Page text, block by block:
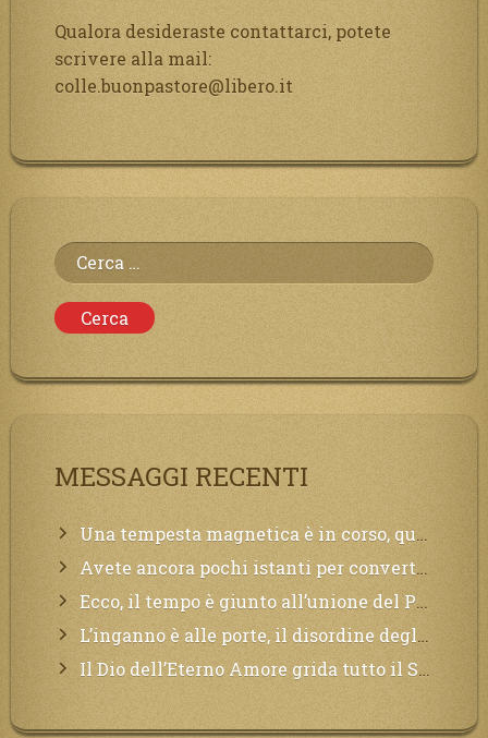
Qualora desideraste contattarci, potete
scrivere alla mail:
colle.buonpastore@libero.it
Ricerca
per:
MESSAGGI RECENTI
Una tempesta magnetica è in corso, questa generazione patirà. Il black out non tarderà ad arrivare e tutta la Terra sarà oscurata.
Avete ancora pochi istanti per convertirvi, non perdete tempo, la sciagura arriverà all’improvviso e per chi non si sarà preparato saranno dolori.
Ecco, il tempo è giunto all’unione del Padre con il figlio, non avete che da attendere pochissimo.
L’inganno è alle porte, il disordine degli ordinati urlerà perdono, ma sarà troppo tardi, il tradimento è stato grande!
Il Dio dell’Eterno Amore grida tutto il Suo bene per i Suoi,richiama a Sé i lontani, affinché si pentano e tornino a Lui: